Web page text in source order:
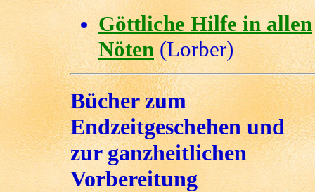
Göttliche Hilfe in allen
Nöten(Lorber)
Bücher zum
Endzeitgeschehen und
zur ganzheitlichen
Vorbereitung